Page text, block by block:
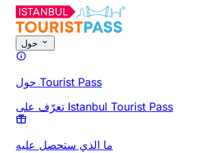
حول
حول Tourist Pass
تعرّف على Istanbul Tourist Pass
ما الذي ستحصل عليه